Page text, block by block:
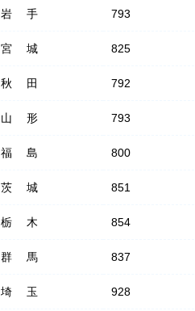
岩 手 793
宮 城 825
秋 田 792
山 形 793
福 島 800
茨 城 851
栃 木 854
群 馬 837
埼 玉 928